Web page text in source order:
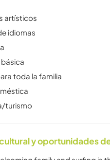
artísticos
idiomas
básica
toda la familia
turismo
y oportunidades